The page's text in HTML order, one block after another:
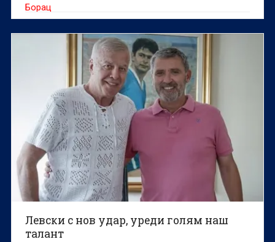
Борац
Левски с нов удар, уреди голям наш
талант